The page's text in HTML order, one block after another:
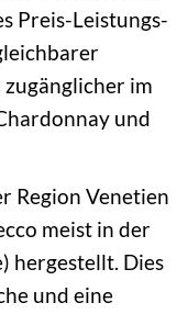
Preis-Leistungs-
im
und
Region Venetien
meist in der
hergestellt. Dies
und eine